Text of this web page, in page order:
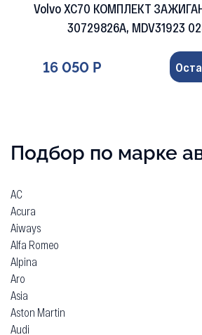
Volvo XC70 КОМПЛЕКТ
30729826A, MDV31923
16 050 Р
Подбор по марке
AC
Acura
Aiways
Alfa Romeo
Alpina
Aro
Asia
Aston Martin
Audi